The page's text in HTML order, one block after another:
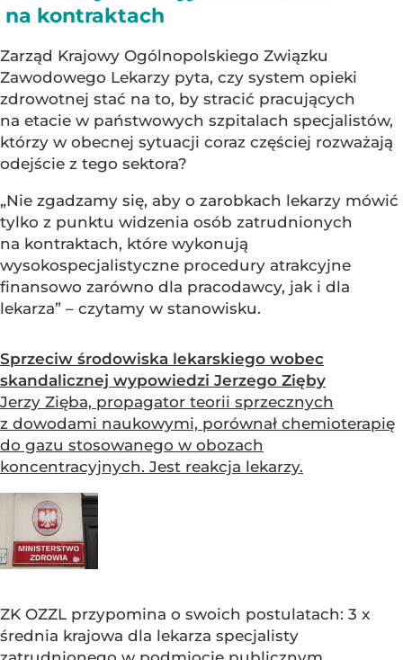
na kontraktach
Zarząd Krajowy Ogólnopolskiego Związku
Zawodowego Lekarzy pyta, czy system opieki
zdrowotnej stać na to, by stracić pracujących
na etacie w państwowych szpitalach specjalistów,
którzy w obecnej sytuacji coraz częściej rozważają
odejście z tego sektora?
„Nie zgadzamy się, aby o zarobkach lekarzy mówić
tylko z punktu widzenia osób zatrudnionych
na kontraktach, które wykonują
wysokospecjalistyczne procedury atrakcyjne
finansowo zarówno dla pracodawcy, jak i dla
lekarza” – czytamy w stanowisku.
Sprzeciw środowiska lekarskiego wobec
skandalicznej wypowiedzi Jerzego Zięby
Jerzy Zięba, propagator teorii sprzecznych
z dowodami naukowymi, porównał chemioterapię
do gazu stosowanego w obozach
koncentracyjnych. Jest reakcja lekarzy.
ZK OZZL przypomina o swoich postulatach: 3 x
średnia krajowa dla lekarza specjalisty